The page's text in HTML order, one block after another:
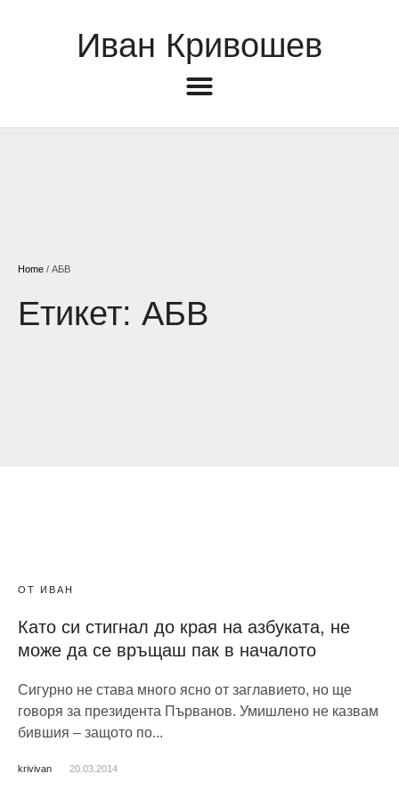
Иван Кривошев
Home / АБВ
Етикет: АБВ
ОТ ИВАН
Като си стигнал до края на азбуката, не
може да се връщаш пак в началото
Сигурно не става много ясно от заглавието, но ще
говоря за президента Първанов. Умишлено не казвам
бившия – защото по...
krivivan 20.03.2014